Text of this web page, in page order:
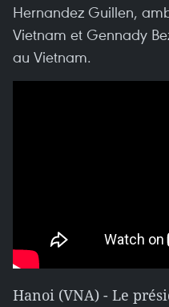
Hernandez Guillen,
Vietnam et Gennady
au Vietnam.
Hanoi (VNA) - Le